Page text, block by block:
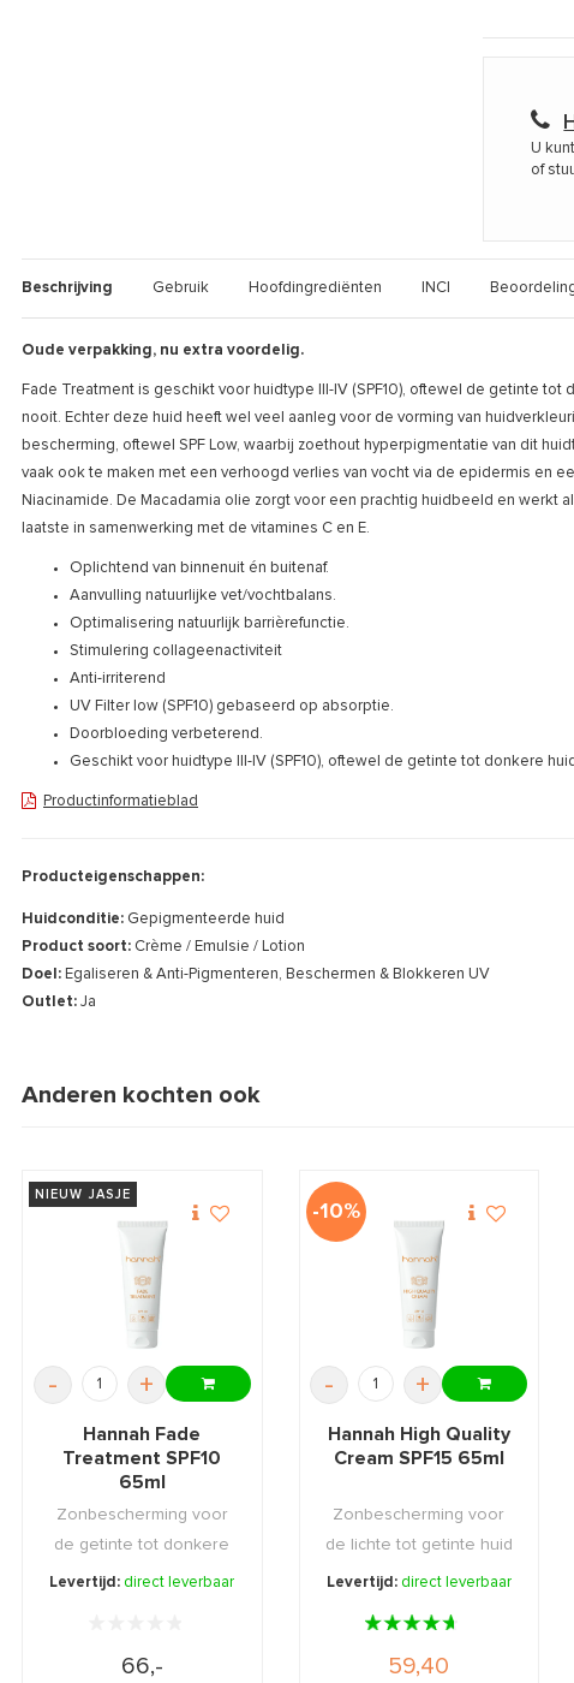
U
of
Beschrijving Gebruik Hoofdingrediënten INCI
Oude verpakking, nu extra voordelig.
Fade Treatment is geschikt voor huidtype III-IV (SPF10), oftewel de getinte
nooit. Echter deze huid heeft wel veel aanleg voor de vorming van
bescherming, oftewel SPF Low, waarbij zoethout hyperpigmentatie van dit
vaak ook te maken met een verhoogd verlies van vocht via de epidermis en
Niacinamide. De Macadamia olie zorgt voor een prachtig huidbeeld en werkt
laatste in samenwerking met de vitamines C en E.
Oplichtend van binnenuit én buitenaf.
Aanvulling natuurlijke vet/vochtbalans.
Optimalisering natuurlijk barrièrefunctie.
Stimulering collageenactiviteit
Anti-irriterend
UV Filter low (SPF10) gebaseerd op absorptie.
Doorbloeding verbeterend.
Geschikt voor huidtype III-IV (SPF10), oftewel de getinte tot donkere
Productinformatieblad
Producteigenschappen:
Huidconditie: Gepigmenteerde huid
Product soort: Crème / Emulsie / Lotion
Doel: Egaliseren & Anti-Pigmenteren, Beschermen & Blokkeren UV
Outlet: Ja
Anderen kochten ook
NIEUW JASJE
- +
Hannah Fade
Treatment SPF10
65ml
Zonbescherming voor
de getinte tot donkere
huid die zeer sne ...
Levertijd: direct leverbaar
66,-
-10%
- +
Hannah High Quality
Cream SPF15 65ml
Zonbescherming voor
de lichte tot getinte huid
die weliswaar ...
Levertijd: direct leverbaar
59,40